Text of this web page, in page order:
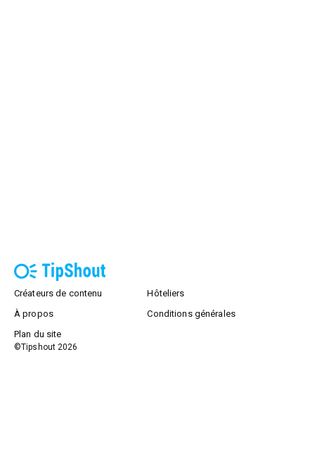
Créateurs de contenu
Hôteliers
À propos
Conditions générales
Plan du site
©Tipshout 2026